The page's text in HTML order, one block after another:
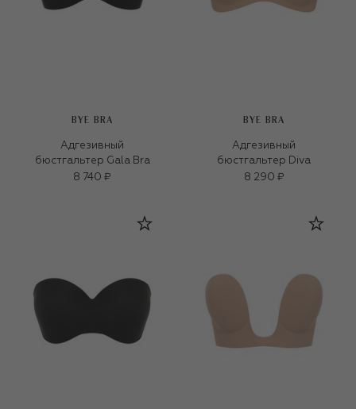
BYE BRA
Адгезивный
бюстгальтер Gala Bra
8 740 ₽
BYE BRA
Адгезивный
бюстгальтер Diva
8 290 ₽